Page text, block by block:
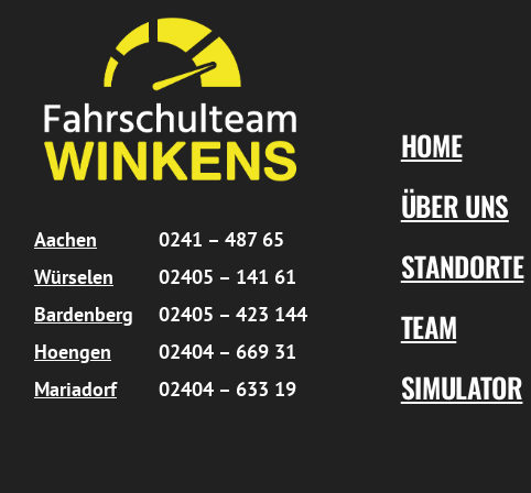
Aachen
0241 – 487 65
Würselen
02405 – 141 61
Bardenberg
02405 – 423 144
Hoengen
02404 – 669 31
Mariadorf
02404 – 633 19
HOME
ÜBER UNS
STANDORTE
TEAM
SIMULATOR